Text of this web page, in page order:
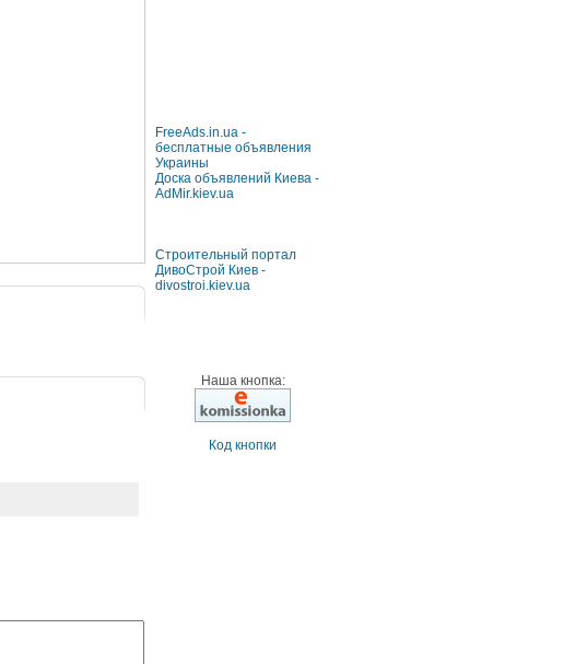
FreeAds.in.ua -
бесплатные объявления
Украины
Доска объявлений Киева -
AdMir.kiev.ua
Строительный портал
ДивоСтрой Киев -
divostroi.kiev.ua
Наша кнопка:
Код кнопки